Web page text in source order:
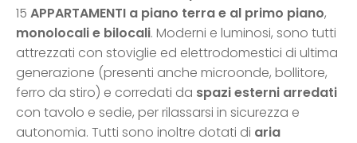
15 APPARTAMENTI a piano terra e al primo piano,
monolocali e bilocali. Moderni e luminosi, sono tutti
attrezzati con stoviglie ed elettrodomestici di ultima
generazione (presenti anche microonde, bollitore,
ferro da stiro) e corredati da spazi esterni arredati
con tavolo e sedie, per rilassarsi in sicurezza e
autonomia. Tutti sono inoltre dotati di aria